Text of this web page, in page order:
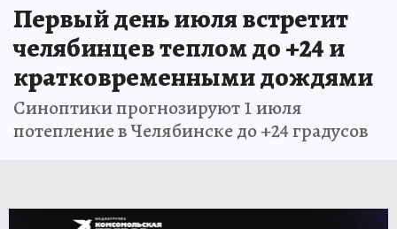
Первый день июля встретит
челябинцев теплом до +24 и
кратковременными дождями
Синоптики прогнозируют 1 июля
потепление в Челябинске до +24 градусов